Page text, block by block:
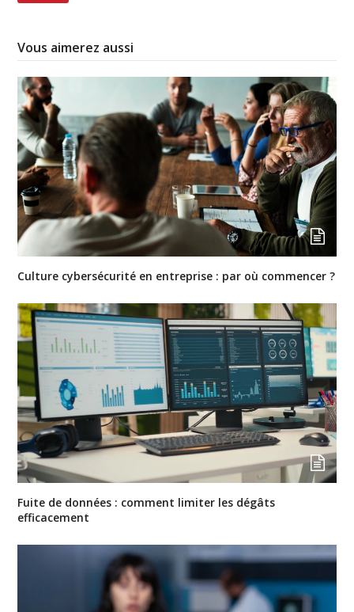
Vous aimerez aussi
Culture cybersécurité en entreprise : par où commencer ?
Fuite de données : comment limiter les dégâts
efficacement